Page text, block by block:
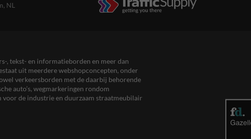
NL
, tekst- en informatieborden en meer dan
uit meerdere webshopconcepten, onder
verkeersborden met de daarbij behorende
auto’s, wegmarkeringen rondom
de industrie en duurzaam straatmeubilair